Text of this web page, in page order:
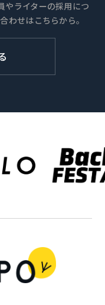
やライターの採用につ
わせはこちらから。